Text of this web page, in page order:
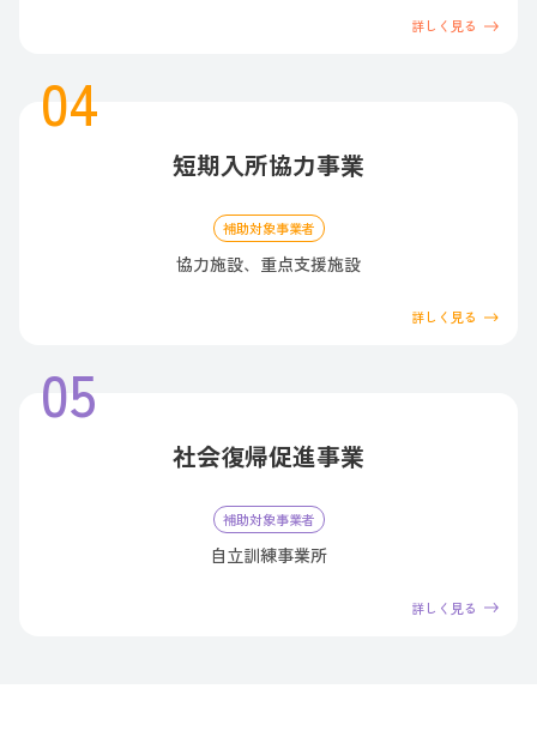
詳しく見る
短期入所協力事業
補助対象事業者
協力施設、重点支援施設
詳しく見る
社会復帰促進事業
補助対象事業者
自立訓練事業所
詳しく見る